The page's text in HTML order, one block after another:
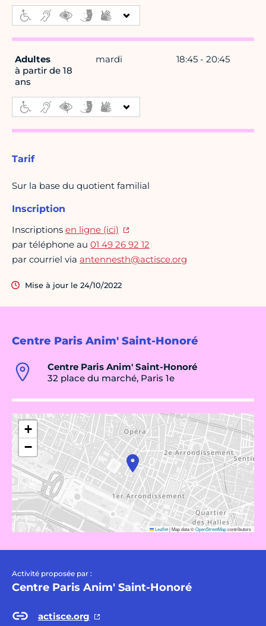
Centre Paris Anim' Saint-Honoré
Centre Paris Anim' Saint-Honoré
32 place du marché, Paris 1e
+
−
Leaflet|Map data ©OpenStreetMapcontributors
Activité proposée par :
Centre Paris Anim' Saint-Honoré
actisce.org
Adultes
à partir de 18
ans
mardi 18:45 - 20:45
Tarif
Sur la base du quotient familial
Inscription
Inscriptions en ligne (ici)
par téléphone au 01 49 26 92 12
par courriel via antennesth@actisce.org
Mise à jour le 24/10/2022